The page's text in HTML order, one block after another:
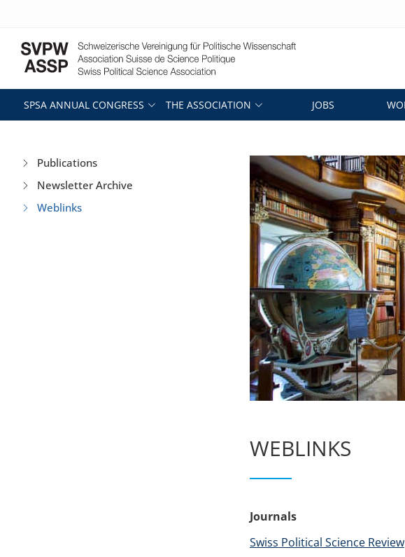
SPSA ANNUAL CONGRESS THE ASSOCIATION JOBS
Publications
Newsletter Archive
Weblinks
WEBLINKS
Journals
Swiss Political Science Review